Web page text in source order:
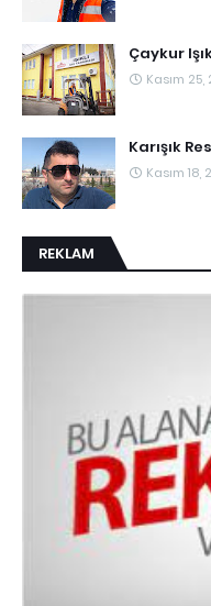
Çaykur
Kasım 25,
Karışık
Kasım 18,
REKLAM